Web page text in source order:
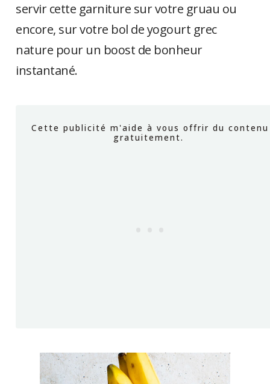
servir cette garniture sur votre gruau ou
encore, sur votre bol de yogourt grec
nature pour un boost de bonheur
instantané.